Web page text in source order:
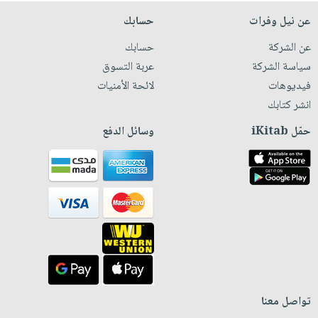
عن نيل وفرات
عن الشركة
سياسة الشركة
فيديوهات
انشر كتابك
حسابك
حسابك
عربة التسوق
لائحة الأمنيات
حمّل iKitab وسائل الدفع
تواصل معنا